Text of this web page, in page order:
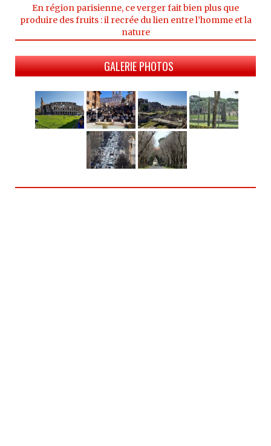
En région parisienne, ce verger fait bien plus que
produire des fruits : il recrée du lien entre l’homme et la
nature
GALERIE PHOTOS